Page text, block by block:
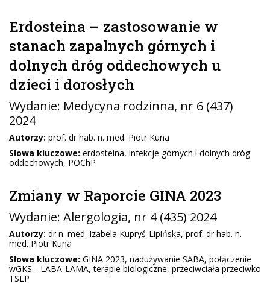
Erdosteina – zastosowanie w
stanach zapalnych górnych i
dolnych dróg oddechowych u
dzieci i dorosłych
Wydanie: Medycyna rodzinna, nr 6 (437)
2024
Autorzy: prof. dr hab. n. med. Piotr Kuna
Słowa kluczowe: erdosteina, infekcje górnych i dolnych dróg
oddechowych, POChP
Zmiany w Raporcie GINA 2023
Wydanie: Alergologia, nr 4 (435) 2024
Autorzy: dr n. med. Izabela Kupryś-Lipińska, prof. dr hab. n.
med. Piotr Kuna
Słowa kluczowe: GINA 2023, nadużywanie SABA, połączenie
wGKS- -LABA-LAMA, terapie biologiczne, przeciwciała przeciwko
TSLP